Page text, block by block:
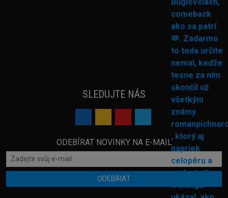
SLEDUJTE NÁS
ODEBÍRAT NOVINKY NA E-MAIL
ODEBÍRAT